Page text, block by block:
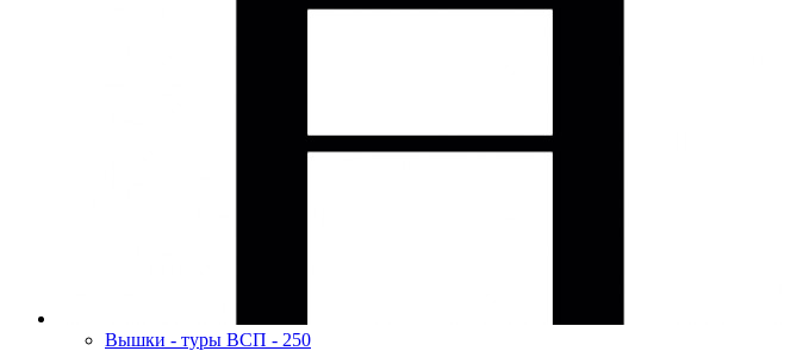
Вышки - туры ВСП - 250